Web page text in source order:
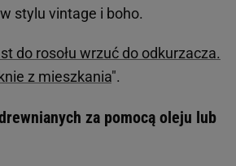
stylu vintage i boho.
do rosołu wrzuć do odkurzacza.
z mieszkania".
za pomocą oleju lub